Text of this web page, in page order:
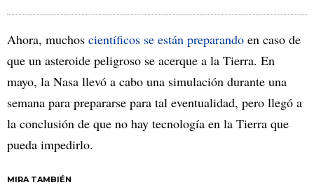
Ahora, muchos científicos se están preparando en caso de
que un asteroide peligroso se acerque a la Tierra. En
mayo, la Nasa llevó a cabo una simulación durante una
semana para prepararse para tal eventualidad, pero llegó a
la conclusión de que no hay tecnología en la Tierra que
pueda impedirlo.
MIRA TAMBIÉN